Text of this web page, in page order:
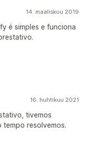
14. maaliskuu 2019
é simples e funciona
16. huhtikuu 2021
tivemos
resolvemos.